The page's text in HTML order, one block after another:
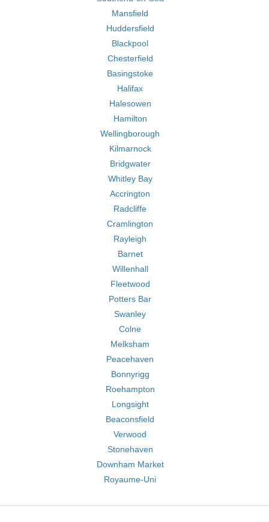
Mansfield
Huddersfield
Blackpool
Chesterfield
Basingstoke
Halifax
Halesowen
Hamilton
Wellingborough
Kilmarnock
Bridgwater
Whitley Bay
Accrington
Radcliffe
Cramlington
Rayleigh
Barnet
Willenhall
Fleetwood
Potters Bar
Swanley
Colne
Melksham
Peacehaven
Bonnyrigg
Roehampton
Longsight
Beaconsfield
Verwood
Stonehaven
Downham Market
Royaume-Uni